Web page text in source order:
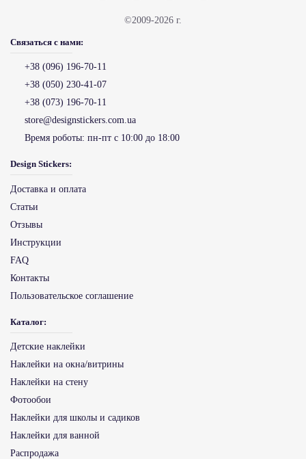
©2009-2026 г.
Связаться с нами:
+38 (096) 196-70-11
+38 (050) 230-41-07
+38 (073) 196-70-11
store@designstickers.com.ua
Время роботы: пн-пт с 10:00 до 18:00
Design Stickers:
Доставка и оплата
Статьи
Отзывы
Инструкции
FAQ
Контакты
Пользовательское соглашение
Каталог:
Детские наклейки
Наклейки на окна/витрины
Наклейки на стену
Фотообои
Наклейки для школы и садиков
Наклейки для ванной
Распродажа